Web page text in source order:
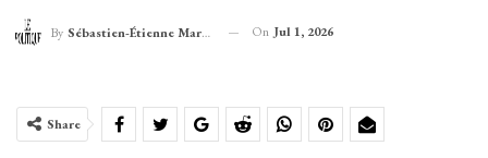
By Sébastien-Étienne Marechal On Jul 1, 2026
Share